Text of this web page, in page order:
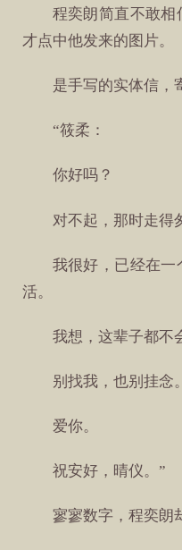
程奕朗简直不敢相
才点中他发来的图片。
是手写的实体信，
“筱柔：
你好吗？
对不起，那时走得
我很好，已经在一
活。
我想，这辈子都不
别找我，也别挂念。
爱你。
祝安好，晴仪。”
寥寥数字，程奕朗